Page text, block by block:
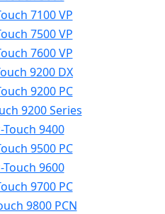
7100 VP
7500 VP
7600 VP
9200 DX
9200 PC
9200 Series
9400
9500 PC
9600
9700 PC
9800 PCN